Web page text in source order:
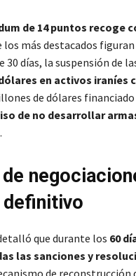
de 14 puntos recoge
más destacados
30 días, la suspensión de
en activos iraníes
de dólares financiado
de no desarrollar
definitivo
que durante los 60
las sanciones y